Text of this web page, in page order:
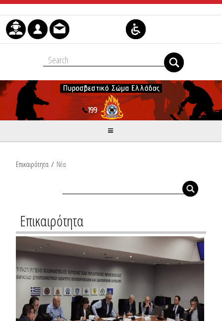
Skip to Content
Επικαιρότητα / Νέα
Επικαιρότητα